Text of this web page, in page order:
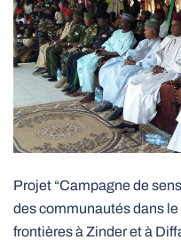
Projet “Campagne de
des communautés dans
frontières à Zinder et à